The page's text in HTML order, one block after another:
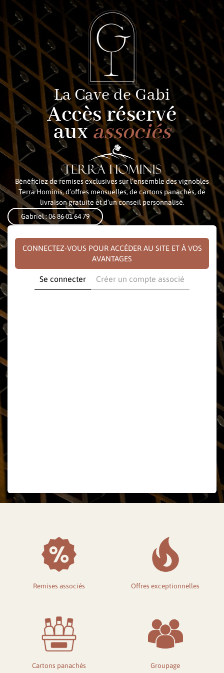
La Cave de Gabi
Accès réservé
auxassociés
Bénéficiez de remises exclusives sur l’ensemble des vignobles
Terra Hominis, d’offres mensuelles, de cartons panachés, de
livraison gratuite et d’un conseil personnalisé.
Gabriel : 06 86 01 64 79
CONNECTEZ-VOUS POUR ACCÉDER AU SITE ET À VOS
AVANTAGES
Se connecter Créer un compte associé
Remises associés Offres exceptionnelles
Cartons panachés Groupage